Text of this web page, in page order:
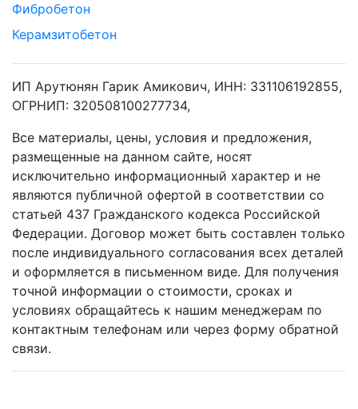
Фибробетон
Керамзитобетон
ИП Арутюнян Гарик Амикович, ИНН: 331106192855,
ОГРНИП: 320508100277734,
Все материалы, цены, условия и предложения,
размещенные на данном сайте, носят
исключительно информационный характер и не
являются публичной офертой в соответствии со
статьей 437 Гражданского кодекса Российской
Федерации. Договор может быть составлен только
после индивидуального согласования всех деталей
и оформляется в письменном виде. Для получения
точной информации о стоимости, сроках и
условиях обращайтесь к нашим менеджерам по
контактным телефонам или через форму обратной
связи.